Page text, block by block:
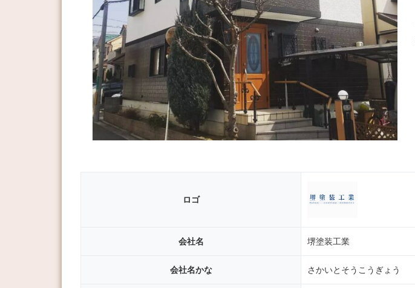
ロゴ
会社名 堺塗装工業
会社名かな さかいとそうこうぎょう